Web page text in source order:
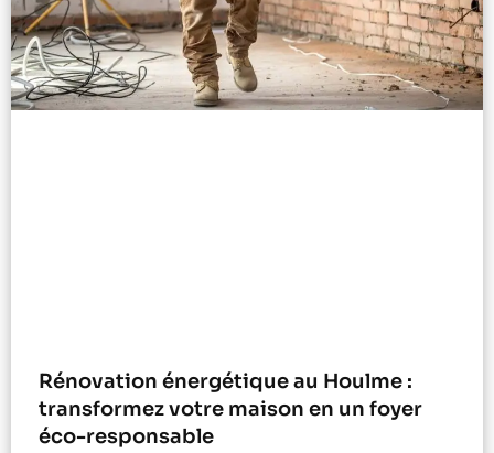
Rénovation énergétique au Houlme :
transformez votre maison en un foyer
éco-responsable